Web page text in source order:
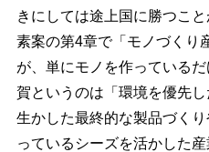
きにしては途上国に勝つこと
素案の第4章で「モノづくり
が、単にモノを作っている
賀というのは「環境を優先
生かした最終的な製品づく
っているシーズを活かした